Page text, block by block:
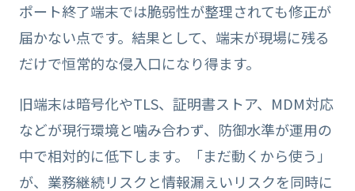
ポート終了端末では脆弱性が整理されても修正が
届かない点です。結果として、端末が現場に残る
だけで恒常的な侵入口になり得ます。
旧端末は暗号化やTLS、証明書ストア、MDM対応
などが現行環境と噛み合わず、防御水準が運用の
中で相対的に低下します。「まだ動くから使う」
が、業務継続リスクと情報漏えいリスクを同時に